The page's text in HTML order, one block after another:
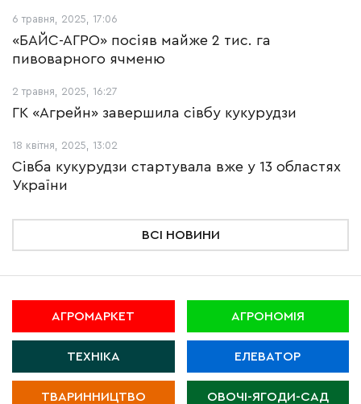
6 травня, 2025, 17:06
«БАЙС-АГРО» посіяв майже 2 тис. га
пивоварного ячменю
2 травня, 2025, 16:27
ГК «Агрейн» завершила сівбу кукурудзи
18 квітня, 2025, 13:02
Сівба кукурудзи стартувала вже у 13 областях
України
ВСІ НОВИНИ
АГРОМАРКЕТ АГРОНОМІЯ
ТЕХНІКА ЕЛЕВАТОР
ТВАРИННИЦТВО ОВОЧІ-ЯГОДИ-САД